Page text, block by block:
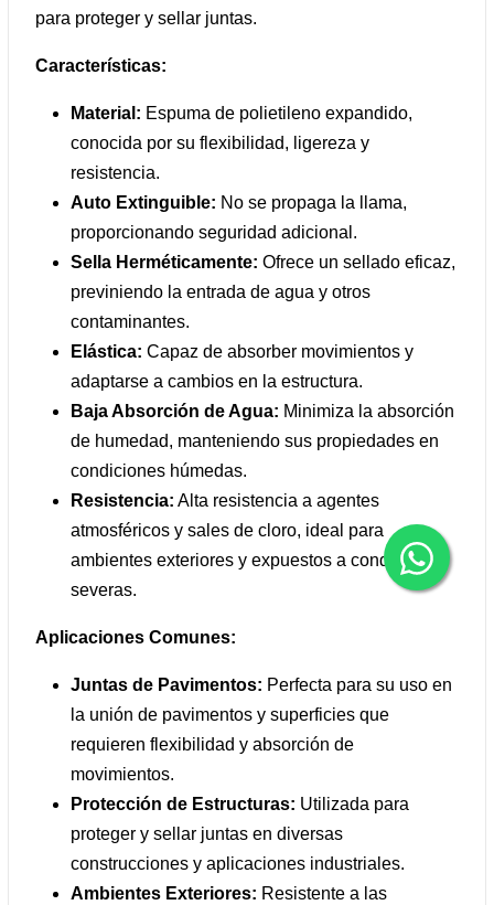
para proteger y sellar juntas.
Características:
Material: Espuma de polietileno expandido,
conocida por su flexibilidad, ligereza y
resistencia.
Auto Extinguible: No se propaga la llama,
proporcionando seguridad adicional.
Sella Herméticamente: Ofrece un sellado eficaz,
previniendo la entrada de agua y otros
contaminantes.
Elástica: Capaz de absorber movimientos y
adaptarse a cambios en la estructura.
Baja Absorción de Agua: Minimiza la absorción
de humedad, manteniendo sus propiedades en
condiciones húmedas.
Resistencia: Alta resistencia a agentes
atmosféricos y sales de cloro, ideal para
ambientes exteriores y expuestos a condiciones
severas.
Aplicaciones Comunes:
Juntas de Pavimentos: Perfecta para su uso en
la unión de pavimentos y superficies que
requieren flexibilidad y absorción de
movimientos.
Protección de Estructuras: Utilizada para
proteger y sellar juntas en diversas
construcciones y aplicaciones industriales.
Ambientes Exteriores: Resistente a las